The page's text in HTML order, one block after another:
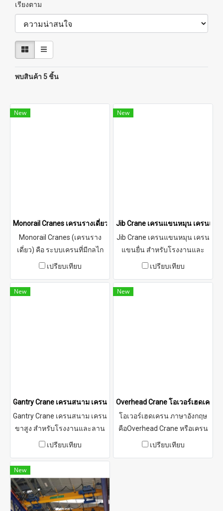
เรียงตาม
พบสินค้า 5 ชิ้น
New
Monorail Cranes เครนรางเดี่ยว
Monorail Cranes (เครนราง
เดี่ยว) คือ ระบบเครนที่มีกลไก
หยิบจับสินค้าหรือวัสดุและ
เส้นทางเดียว หรือ "รางเดี่ยว"
เปรียบเทียบ
New
Jib Crane เครนแขนหมุน เครนแข
Jib Crane เครนแขนหมุน เครน
แขนยื่น สำหรับโรงงานและ
คลังสินค้า ใช้รอกโซ่ไฟฟ้ายก
ครอบคลุมรัศมีแขน 3–6 เมตร
เปรียบเทียบ
New
Gantry Crane เครนสนาม เครนขาสูง สำหรับลานงานและหน้าโรงงาน
Gantry Crane เครนสนาม เครน
ขาสูง สำหรับโรงงานและลาน
เก็บสินค้า ใช้ยกเหล็ก แม่พิมพ์
เปิดโล่ง เมื่อติดตั้ง Overhead
Crane ไม่สะดวก สามารถ
ออกแบบเป็นแบบเต็มสนามหรือ
กึ่งสนาม ให้เหมาะกับ
เปรียบเทียบ
New
Overhead Crane โอเวอร์เฮดเคร
โอเวอร์เฮดเครน ภาษาอังกฤษ
คือOverhead Crane หรือเครน
เหนือศีรษะเป็นประเภทของ
เปรียบเทียบ
New